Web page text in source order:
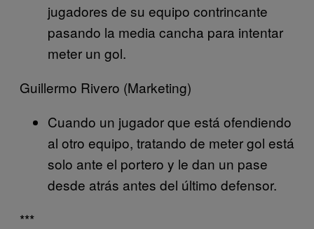
jugadores de su equipo contrincante
pasando la media cancha para intentar
meter un gol.
Guillermo Rivero (Marketing)
Cuando un jugador que está ofendiendo
al otro equipo, tratando de meter gol está
solo ante el portero y le dan un pase
desde atrás antes del último defensor.
***